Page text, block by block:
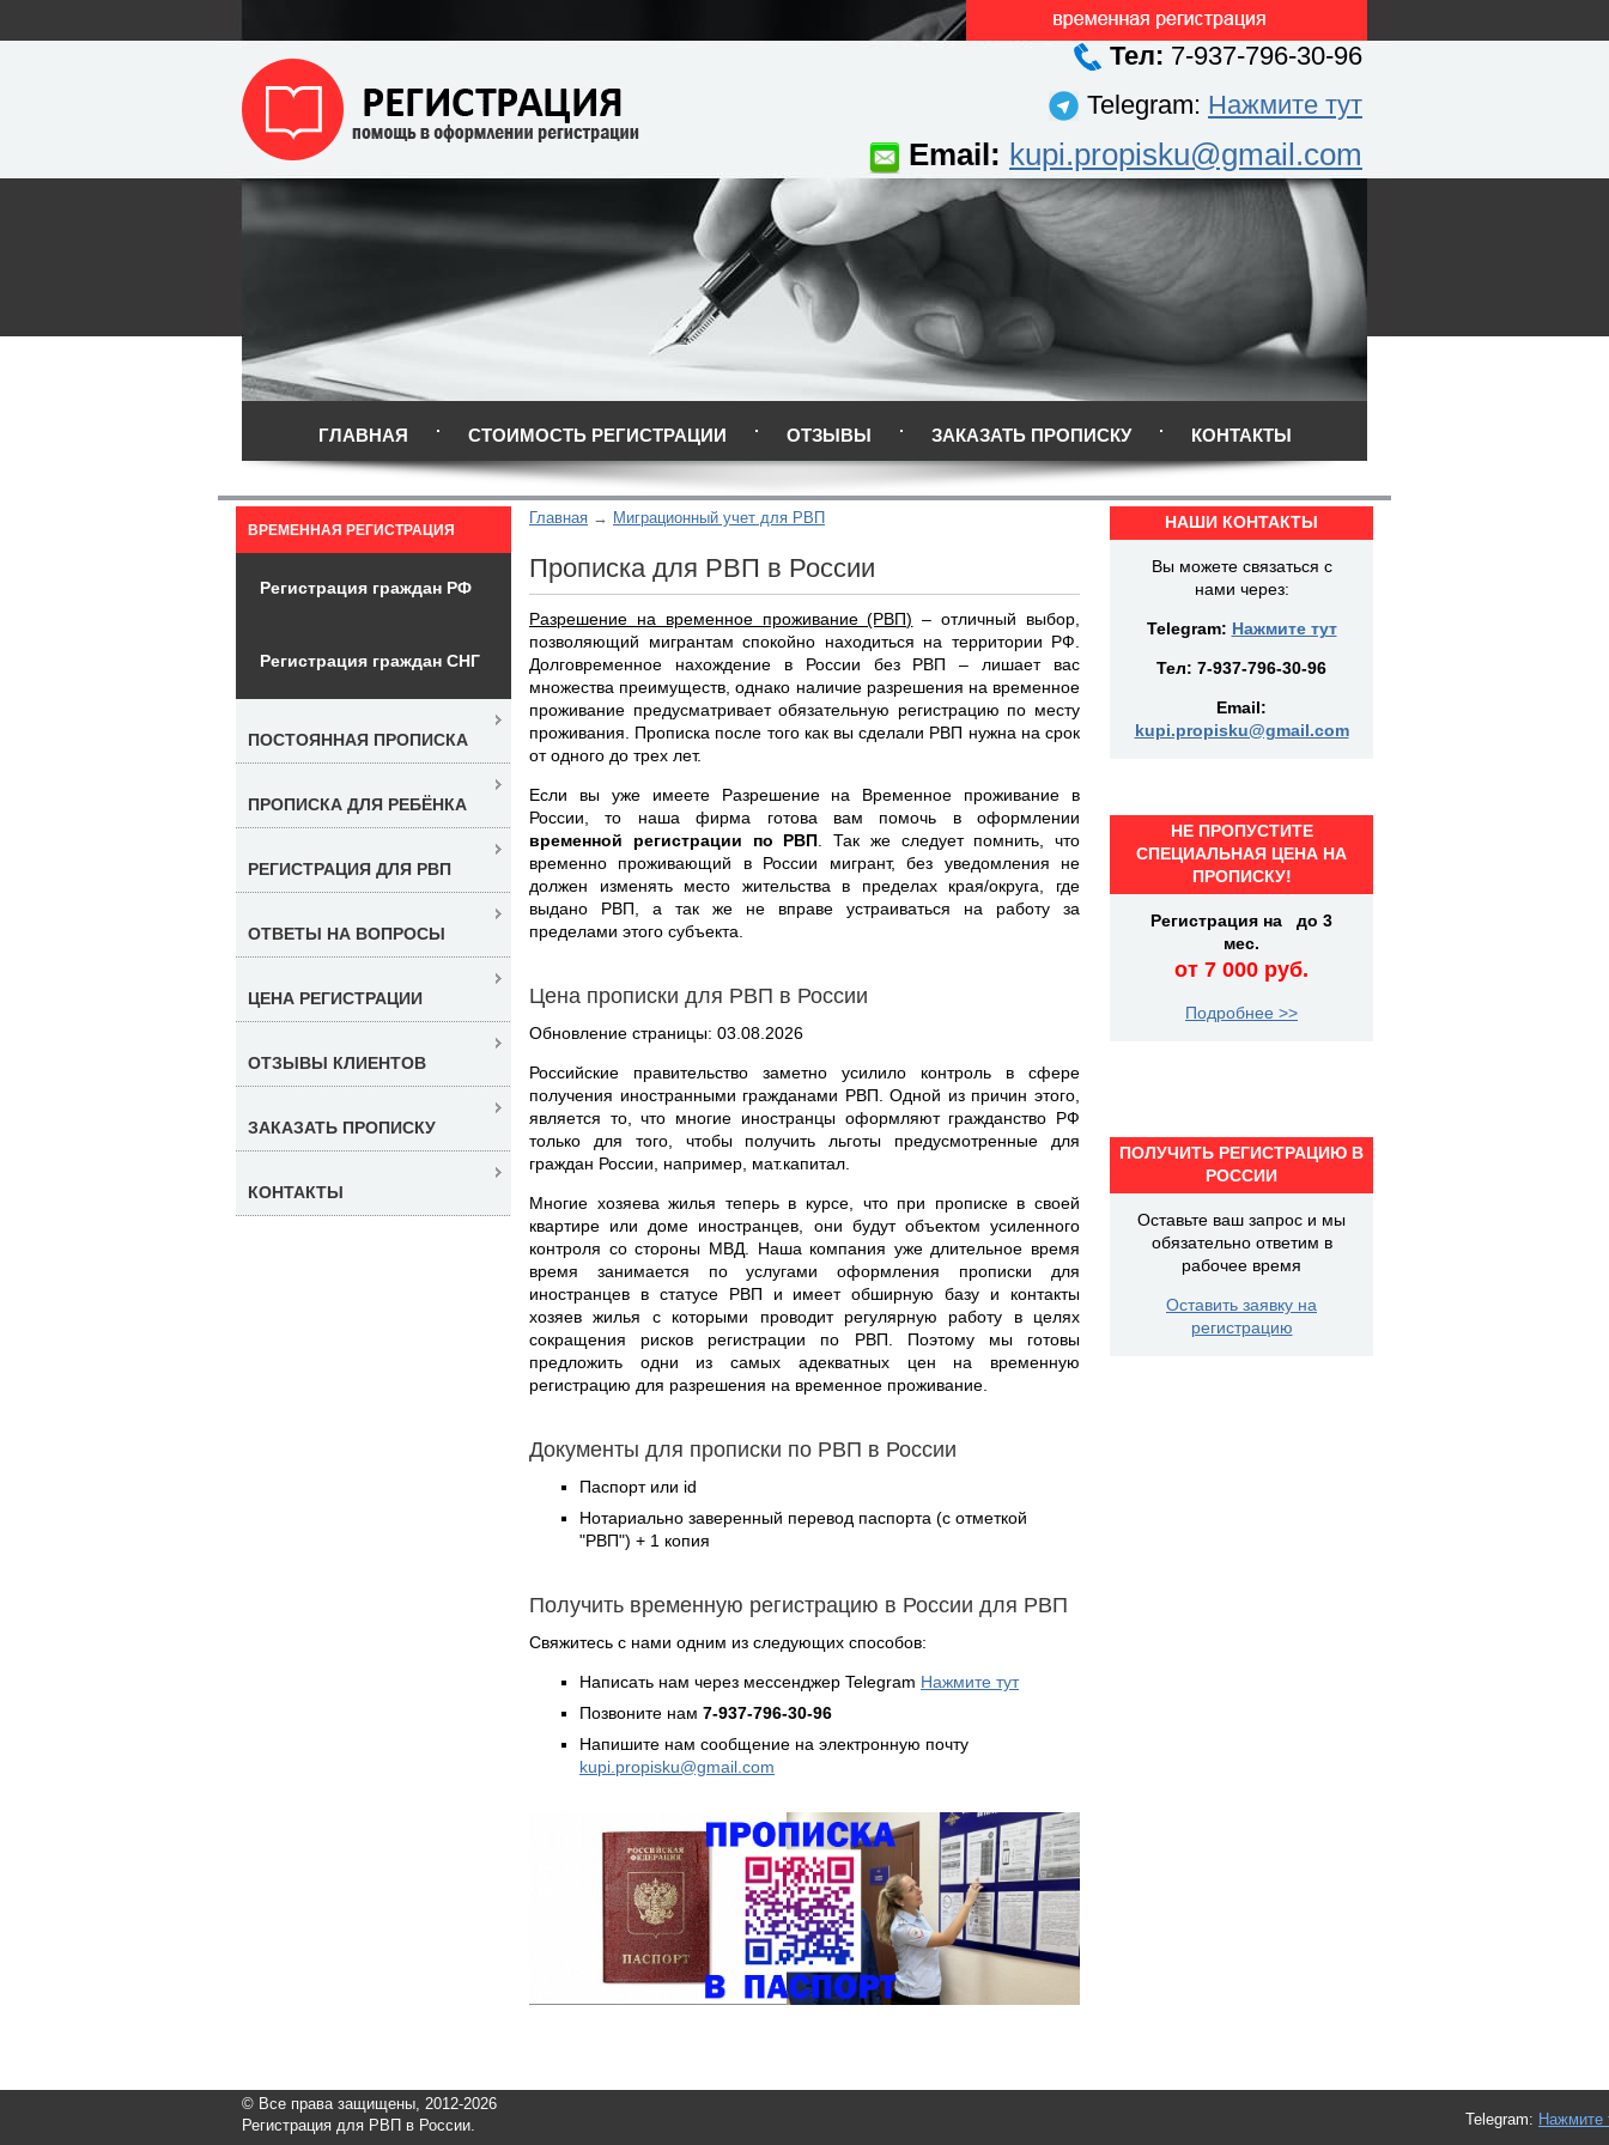
Тел: 7-937-796-30-96
Telegram: Нажмите тут
Email: kupi.propisku@gmail.com
ГЛАВНАЯ СТОИМОСТЬ РЕГИСТРАЦИИ ОТЗЫВЫ ЗАКАЗАТЬ ПРОПИСКУ КОНТАКТЫ
Главная Миграционный учет для РВП
Прописка для РВП в России
Разрешение на временное проживание (РВП) – отличный выбор,
позволяющий мигрантам спокойно находиться на территории РФ.
Долговременное нахождение в России без РВП – лишает вас
множества преимуществ, однако наличие разрешения на временное
проживание предусматривает обязательную регистрацию по месту
проживания. Прописка после того как вы сделали РВП нужна на срок
от одного до трех лет.
Если вы уже имеете Разрешение на Временное проживание в
России, то наша фирма готова вам помочь в оформлении
временной регистрации по РВП . Так же следует помнить, что
временно проживающий в России мигрант, без уведомления не
должен изменять место жительства в пределах края/округа, где
выдано РВП, а так же не вправе устраиваться на работу за
пределами этого субъекта.
Цена прописки для РВП в России
Обновление страницы: 03.08.2026
Российские правительство заметно усилило контроль в сфере
получения иностранными гражданами РВП. Одной из причин этого,
является то, что многие иностранцы оформляют гражданство РФ
только для того, чтобы получить льготы предусмотренные для
граждан России, например, мат.капитал.
Многие хозяева жилья теперь в курсе, что при прописке в своей
квартире или доме иностранцев, они будут объектом усиленного
контроля со стороны МВД. Наша компания уже длительное время
время занимается по услугами оформления прописки для
иностранцев в статусе РВП и имеет обширную базу и контакты
хозяев жилья с которыми проводит регулярную работу в целях
сокращения рисков регистрации по РВП. Поэтому мы готовы
предложить одни из самых адекватных цен на временную
регистрацию для разрешения на временное проживание.
Документы для прописки по РВП в России
Паспорт или id
Нотариально заверенный перевод паспорта (с отметкой
"РВП") + 1 копия
Получить временную регистрацию в России для РВП
Свяжитесь с нами одним из следующих способов:
Написать нам через мессенджер Telegram Нажмите тут
Позвоните нам 7-937-796-30-96
Напишите нам сообщение на электронную почту
kupi.propisku@gmail.com
ВРЕМЕННАЯ РЕГИСТРАЦИЯ
Регистрация граждан РФ
Регистрация граждан СНГ
ПОСТОЯННАЯ ПРОПИСКА
ПРОПИСКА ДЛЯ РЕБЁНКА
РЕГИСТРАЦИЯ ДЛЯ РВП
ОТВЕТЫ НА ВОПРОСЫ
ЦЕНА РЕГИСТРАЦИИ
ОТЗЫВЫ КЛИЕНТОВ
ЗАКАЗАТЬ ПРОПИСКУ
КОНТАКТЫ
НАШИ КОНТАКТЫ
Вы можете связаться с
нами через:
Telegram: Нажмите тут
Тел: 7-937-796-30-96
Email:
kupi.propisku@gmail.com
НЕ ПРОПУСТИТЕ
СПЕЦИАЛЬНАЯ ЦЕНА НА
ПРОПИСКУ!
Регистрация на до 3
мес.
от 7 000 руб.
Подробнее >>
ПОЛУЧИТЬ РЕГИСТРАЦИЮ В
РОССИИ
Оставьте ваш запрос и мы
обязательно ответим в
рабочее время
Оставить заявку на
регистрацию
© Все права защищены, 2012-2026
Регистрация для РВП в России.
Telegram: Нажмите